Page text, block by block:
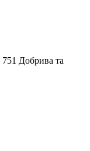
751 Добрива та